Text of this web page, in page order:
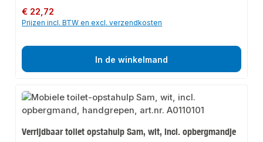
Normale prijs:
€ 22,72
Prijzen incl. BTW en excl. verzendkosten
In de winkelmand
Verrijdbaar toilet opstahulp Sam, wit, incl. opbergmandje